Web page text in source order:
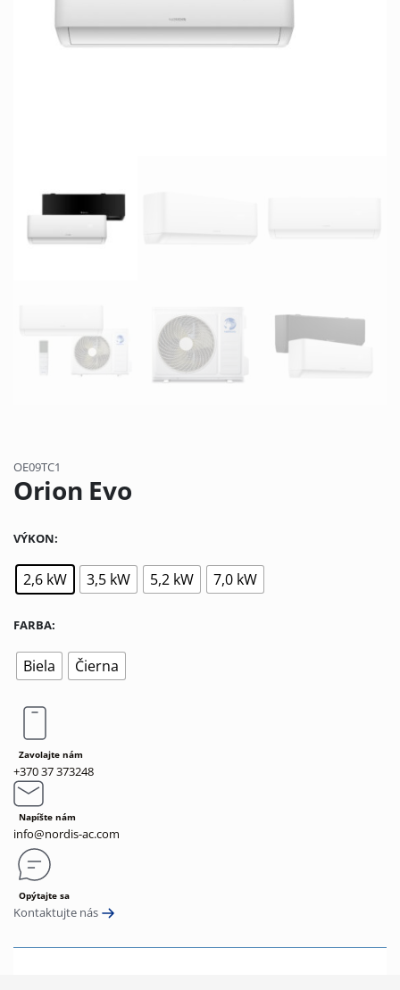
OE09TC1
Orion Evo
VÝKON
2,6 kW 3,5 kW 5,2 kW 7,0 kW
FARBA
Biela Čierna
Zavolajte nám
+370 37 373248
Napíšte nám
info@nordis-ac.com
Opýtajte sa
Kontaktujte nás